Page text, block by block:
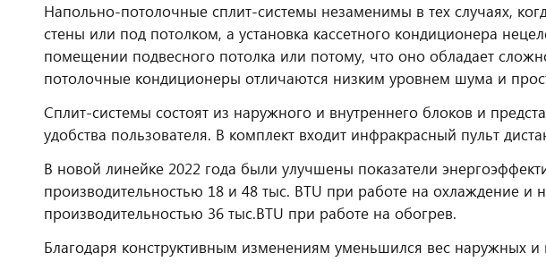
Напольно-потолочные сплит-системы незаменимы в тех случаях,
стены или под потолком, а установка кассетного кондиционера
помещении подвесного потолка или потому, что оно обладает
потолочные кондиционеры отличаются низким уровнем шума и
Сплит-системы состоят из наружного и внутреннего блоков и
удобства пользователя. В комплект входит инфракрасный пульт
В новой линейке 2022 года были улучшены показатели
производительностью 18 и 48 тыс. BTU при работе на охлаждение и
производительностью 36 тыс.BTU при работе на обогрев.
Благодаря конструктивным изменениям уменьшился вес наружных и